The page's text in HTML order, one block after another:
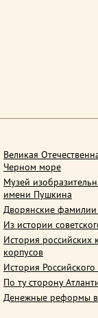
Великая
Черном море
Музей
имени Пушкина
Дворянские фамилии
Из истории
История российских
корпусов
История Российского
По ту сторону
Денежные реформы в